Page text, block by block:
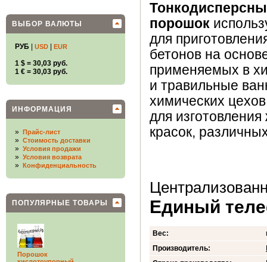
ВЫБОР ВАЛЮТЫ
РУБ USD EUR
1 $ = 30,03 руб.
1 € = 30,03 руб.
ИНФОРМАЦИЯ
» Прайс-лист
» Стоимость доставки
» Условия продажи
» Условия возврата
» Конфиденциальность
ПОПУЛЯРНЫЕ ТОВАРЫ
Порошок
порошок
для
бетонов на
применяемых в
и травильные
химических
для
красок,
Единый
Вес:
Производитель: